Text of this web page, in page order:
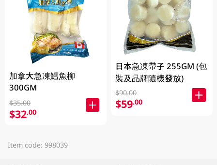
加拿大急凍鱈魚柳
300GM
$35.00
$32.00
日本急凍帶子 255GM (包
裝及品牌隨機發放)
$90.00
$59.00
Item code: 998039